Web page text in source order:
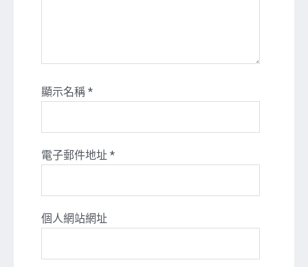
顯示名稱 *
電子郵件地址 *
個人網站網址